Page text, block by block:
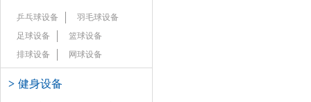
乒乓球设备
羽毛球设备
足球设备
篮球设备
排球设备
网球设备
> 健身设备